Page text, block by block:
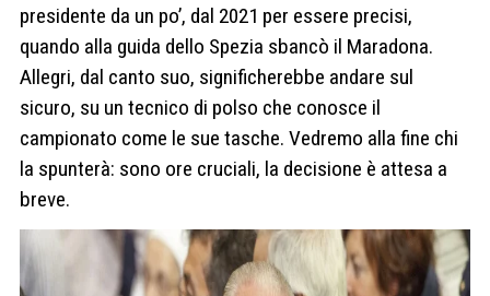
presidente da un po’, dal 2021 per essere precisi,
quando alla guida dello Spezia sbancò il Maradona.
Allegri, dal canto suo, significherebbe andare sul
sicuro, su un tecnico di polso che conosce il
campionato come le sue tasche. Vedremo alla fine chi
la spunterà: sono ore cruciali, la decisione è attesa a
breve.